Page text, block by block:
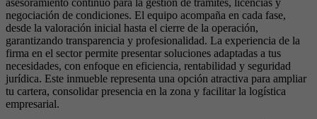
asesoramiento continuo para la gestión de trámites, licencias y
negociación de condiciones. El equipo acompaña en cada fase,
desde la valoración inicial hasta el cierre de la operación,
garantizando transparencia y profesionalidad. La experiencia de la
firma en el sector permite presentar soluciones adaptadas a tus
necesidades, con enfoque en eficiencia, rentabilidad y seguridad
jurídica. Este inmueble representa una opción atractiva para ampliar
tu cartera, consolidar presencia en la zona y facilitar la logística
empresarial.